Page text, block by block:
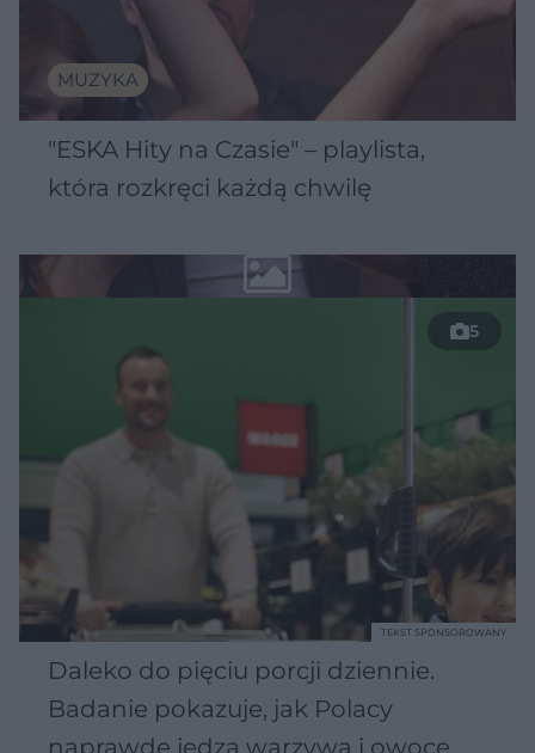
MUZYKA
"ESKA Hity na Czasie" – playlista,
która rozkręci każdą chwilę
5
Daleko do pięciu porcji dziennie.
Badanie pokazuje, jak Polacy
naprawdę jedzą warzywa i owoce
TEKST SPONSOROWANY